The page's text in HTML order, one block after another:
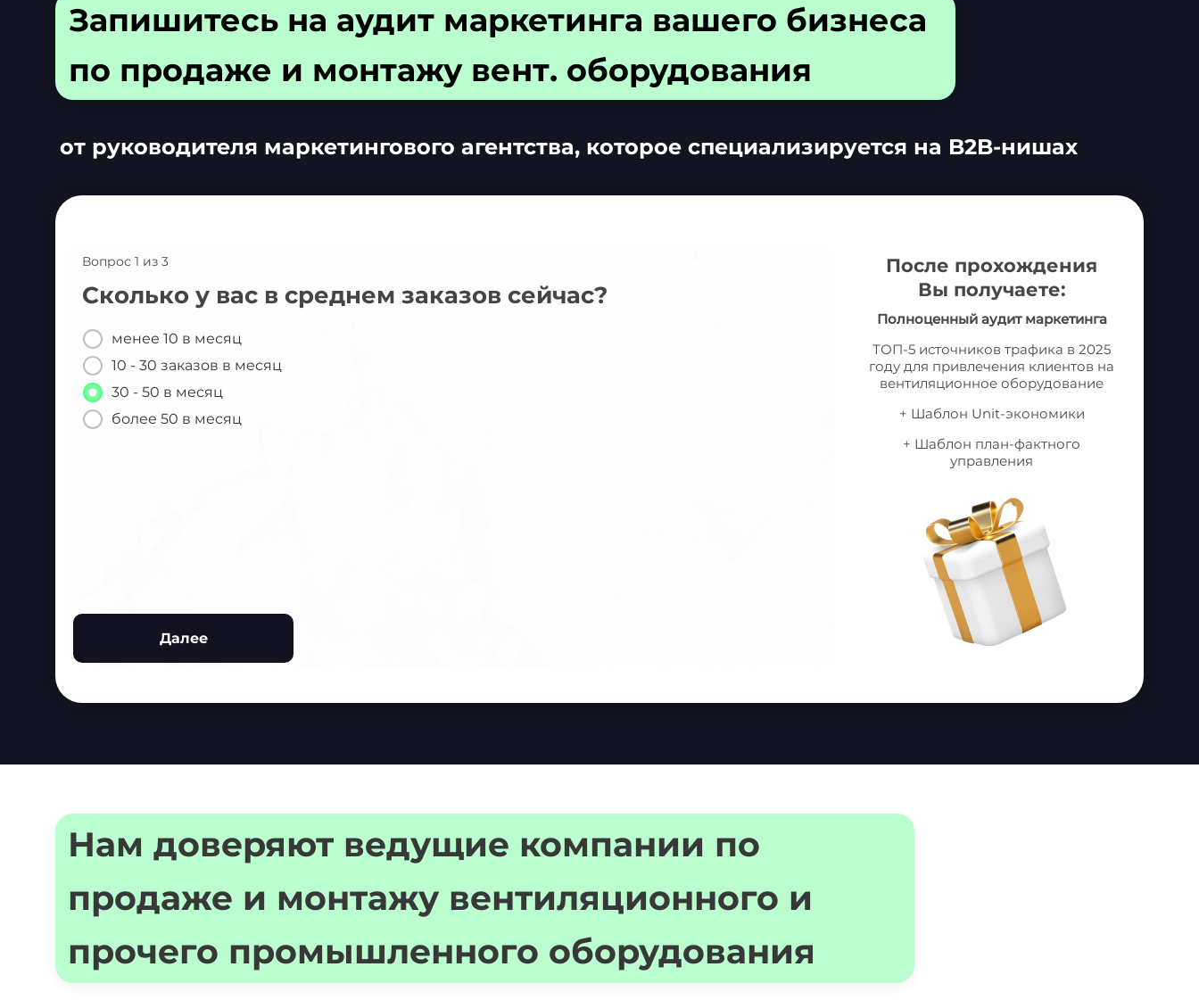
Запишитесь на аудит маркетинга вашего бизнеса
по продаже и монтажу вент. оборудования
от руководителя маркетингового агентства, которое специализируется на B2B-нишах
Вопрос 1 из 3
Сколько у вас в среднем заказов сейчас?
менее 10 в месяц
10 - 30 заказов в месяц
30 - 50 в месяц
более 50 в месяц
Далее
Вопрос 2 из 3
Сколько нужно
рекламы?
10 - 20 в месяц
30 - 50 в месяц
более 50 в месяц
Далее
После прохождения
Вы получаете:
Полноценный аудит маркетинга
ТОП-5 источников трафика в 2025
году для привлечения клиентов на
вентиляционное оборудование
+ Шаблон Unit-экономики
+ Шаблон план-фактного
управления
Нам доверяют ведущие компании по
продаже и монтажу вентиляционного и
прочего промышленного оборудования